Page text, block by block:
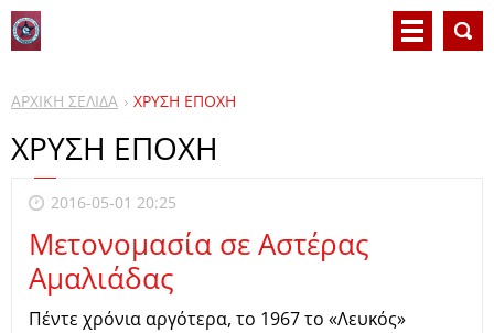
ΑΡΧΙΚΗ ΣΕΛΙΔΑ ΧΡΥΣΗ ΕΠΟΧΗ
ΧΡΥΣΗ ΕΠΟΧΗ
2016-05-01 20:25
Μετονομασία σε Αστέρας
Αμαλιάδας
Πέντε χρόνια αργότερα, το 1967 το «Λευκός»